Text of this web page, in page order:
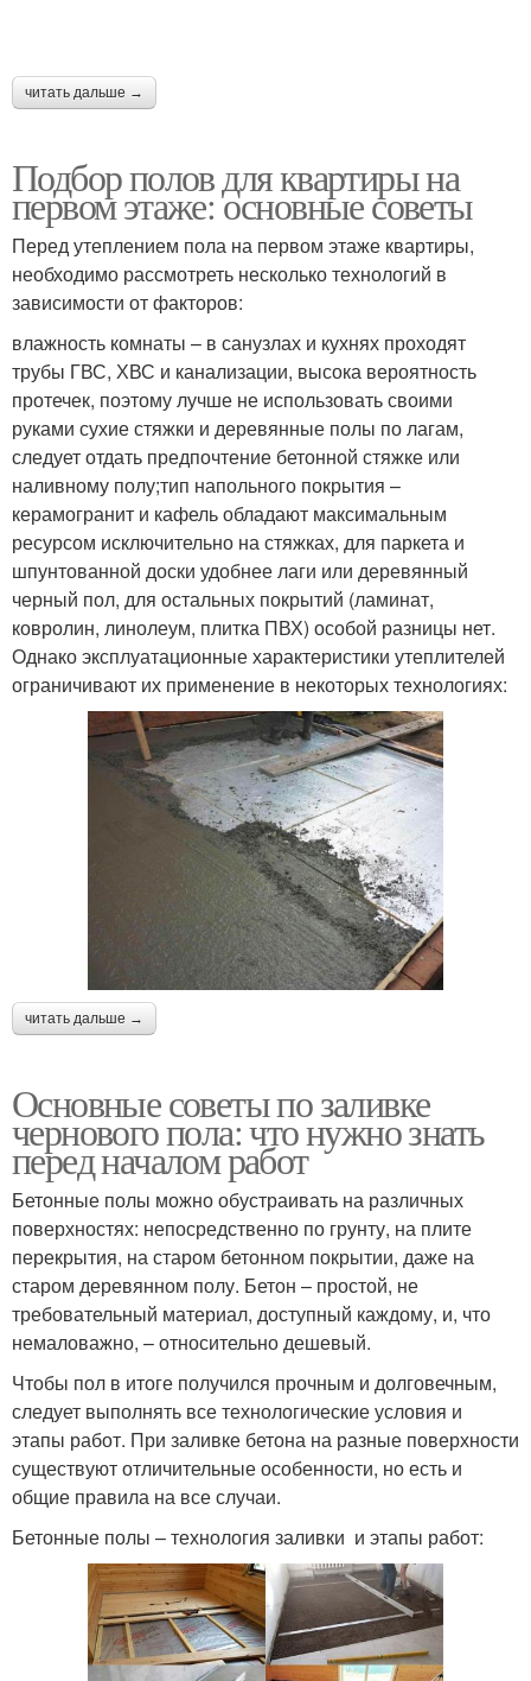
читать дальше →
Подбор полов для квартиры на
первом этаже: основные советы
Перед утеплением пола на первом этаже квартиры,
необходимо рассмотреть несколько технологий в
зависимости от факторов:
влажность комнаты – в санузлах и кухнях проходят
трубы ГВС, ХВС и канализации, высока вероятность
протечек, поэтому лучше не использовать своими
руками сухие стяжки и деревянные полы по лагам,
следует отдать предпочтение бетонной стяжке или
наливному полу;тип напольного покрытия –
керамогранит и кафель обладают максимальным
ресурсом исключительно на стяжках, для паркета и
шпунтованной доски удобнее лаги или деревянный
черный пол, для остальных покрытий (ламинат,
ковролин, линолеум, плитка ПВХ) особой разницы нет.
Однако эксплуатационные характеристики утеплителей
ограничивают их применение в некоторых технологиях:
читать дальше →
Основные советы по заливке
чернового пола: что нужно знать
перед началом работ
Бетонные полы можно обустраивать на различных
поверхностях: непосредственно по грунту, на плите
перекрытия, на старом бетонном покрытии, даже на
старом деревянном полу. Бетон – простой, не
требовательный материал, доступный каждому, и, что
немаловажно, – относительно дешевый.
Чтобы пол в итоге получился прочным и долговечным,
следует выполнять все технологические условия и
этапы работ. При заливке бетона на разные поверхности
существуют отличительные особенности, но есть и
общие правила на все случаи.
Бетонные полы – технология заливки и этапы работ: